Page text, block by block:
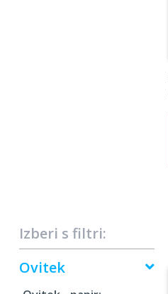
Izberi s filtri:
Ovitek